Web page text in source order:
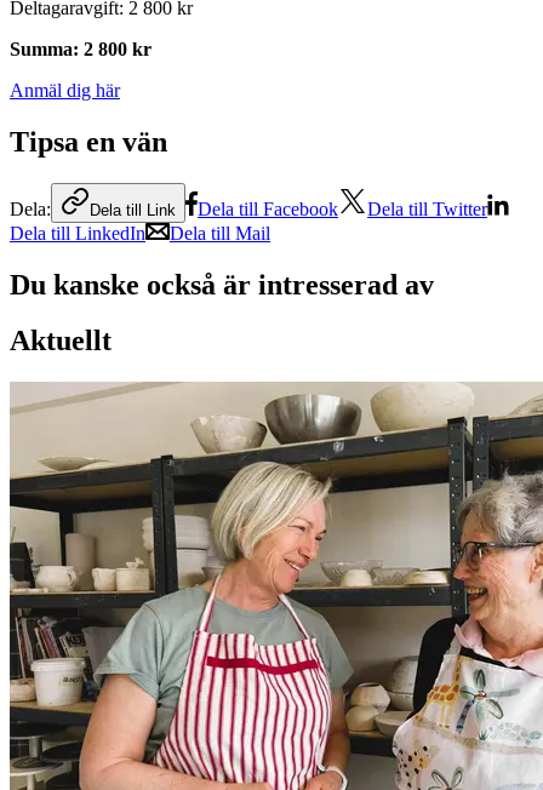
Deltagaravgift: 2 800 kr
Summa: 2 800 kr
Anmäl dig här
Tipsa en vän
Dela: Dela till Link Dela till Facebook
Dela till Twitter
Dela till LinkedIn
Dela till Mail
Du kanske också är intresserad av
Aktuellt